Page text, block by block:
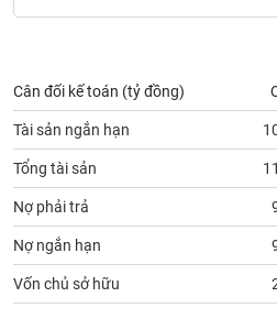
Cân đối kế toán (tỷ đồng)
Tài sản ngắn hạn
Tổng tài sản
Nợ phải trả
Nợ ngắn hạn
Vốn chủ sở hữu
Công
tư
Truyền
thông
tài
chính